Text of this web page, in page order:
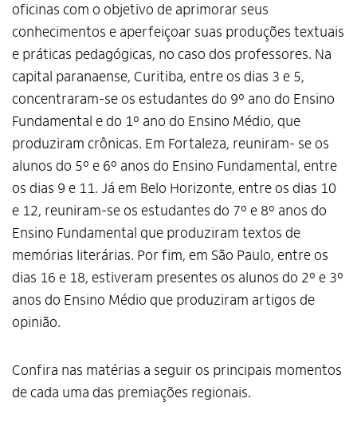
oficinas com o objetivo de aprimorar seus
conhecimentos e aperfeiçoar suas produções textuais
e práticas pedagógicas, no caso dos professores. Na
capital paranaense, Curitiba, entre os dias 3 e 5,
concentraram-se os estudantes do 9º ano do Ensino
Fundamental e do 1º ano do Ensino Médio, que
produziram crônicas. Em Fortaleza, reuniram- se os
alunos do 5º e 6º anos do Ensino Fundamental, entre
os dias 9 e 11. Já em Belo Horizonte, entre os dias 10
e 12, reuniram-se os estudantes do 7º e 8º anos do
Ensino Fundamental que produziram textos de
memórias literárias. Por fim, em São Paulo, entre os
dias 16 e 18, estiveram presentes os alunos do 2º e 3º
anos do Ensino Médio que produziram artigos de
opinião.
Confira nas matérias a seguir os principais momentos
de cada uma das premiações regionais.